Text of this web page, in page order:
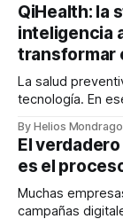
QiHealth: la
inteligencia
transformar
La salud
tecnología. En
dispositivos
en tiempo real
decisiones sobre
responder
By Helios
El
es el
Muchas
campañas